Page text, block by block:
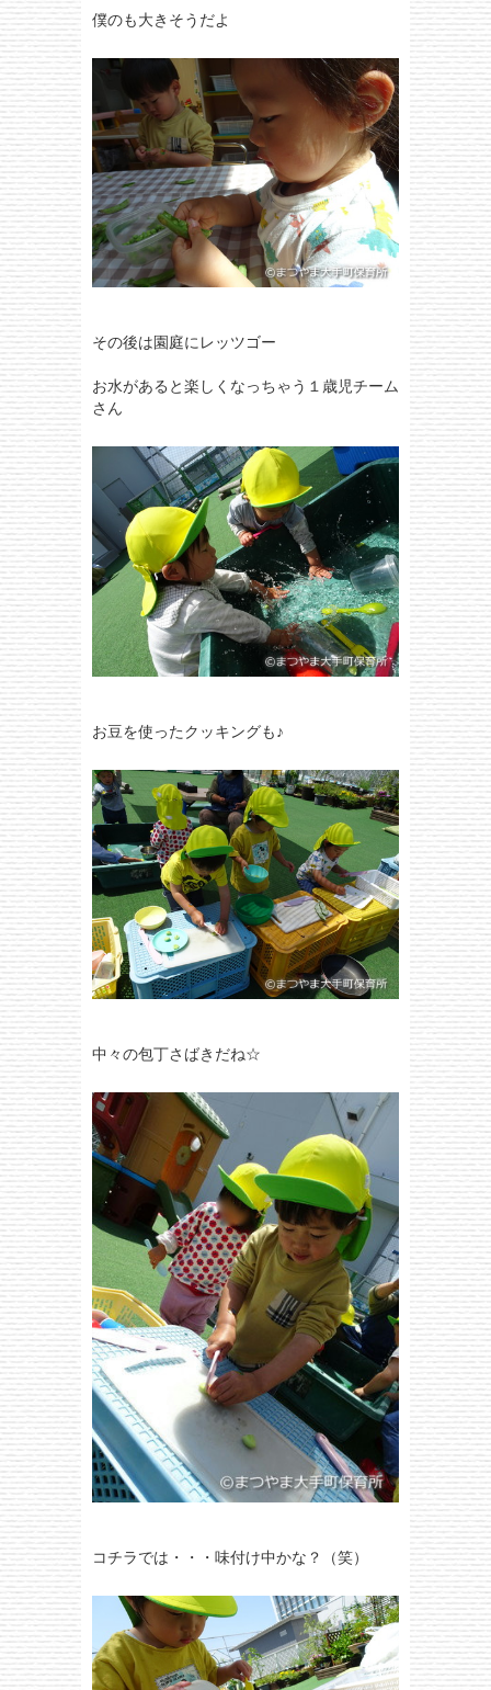
僕のも大きそうだよ
その後は園庭にレッツゴー
お水があると楽しくなっちゃう１歳児チーム
さん
お豆を使ったクッキングも♪
中々の包丁さばきだね☆
コチラでは・・・味付け中かな？（笑）